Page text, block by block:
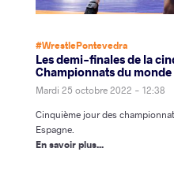
#WrestlePontevedra
Les demi-finales de la
Championnats du
Mardi 25 octobre 2022 - 12:38
Cinquième jour des
Espagne.
En savoir plus...